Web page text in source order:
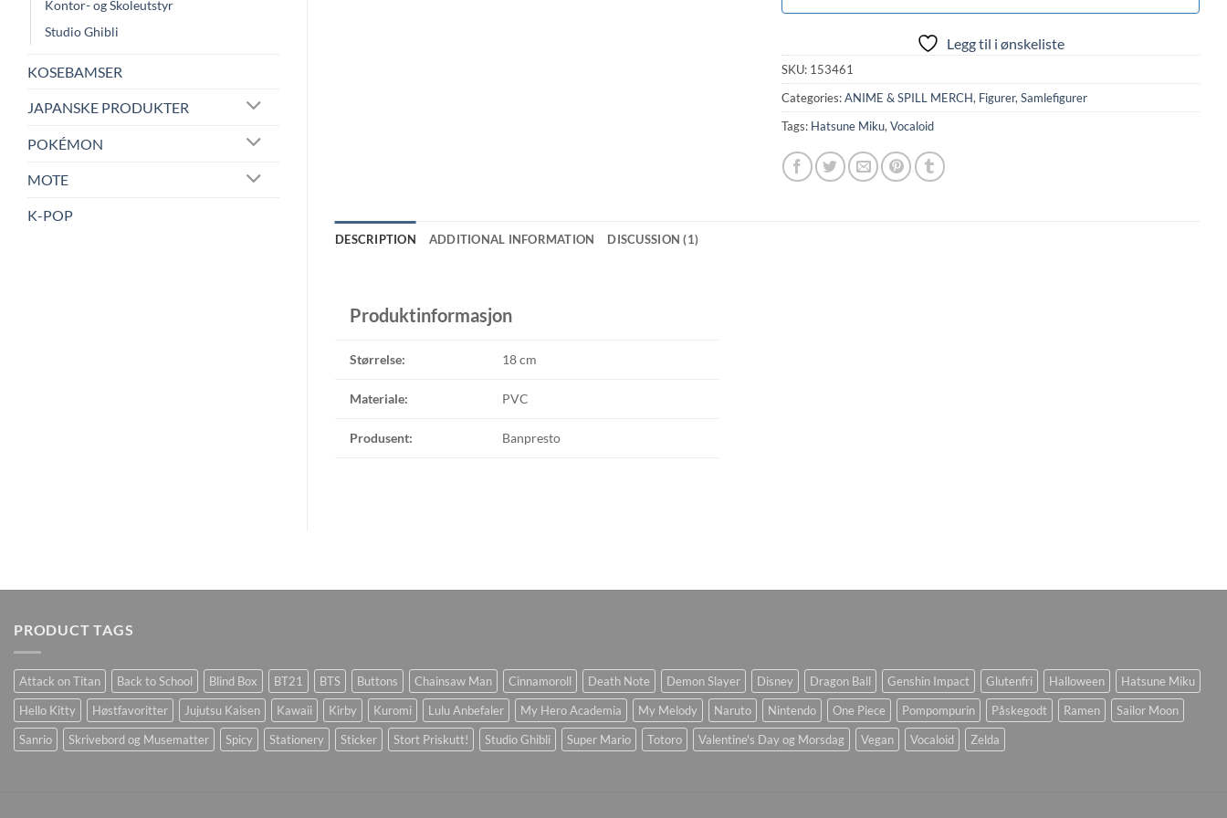
Kontor- og Skoleutstyr
Studio Ghibli
KOSEBAMSER
JAPANSKE PRODUKTER
POKÉMON
MOTE
K-POP
Legg til i ønskeliste
SKU: 153461
Categories:ANIME & SPILL MERCH, Figurer,Samlefigurer
Tags: Hatsune Miku,Vocaloid
DESCRIPTION ADDITIONAL INFORMATION DISCUSSION (1)
Produktinformasjon
Størrelse: 18 cm
Materiale: PVC
Produsent: Banpresto
PRODUCT TAGS
Attack on Titan Back to School Blind Box BT21 BTS Buttons Chainsaw Man Cinnamoroll Death Note Demon Slayer Disney Dragon Ball Genshin Impact Glutenfri Halloween
Hatsune Miku
Hello Kitty
Høstfavoritter Jujutsu Kaisen Kawaii Kirby Kuromi Lulu Anbefaler My Hero Academia My Melody Naruto Nintendo One Piece Pompompurin Påskegodt Ramen
Sailor Moon
Sanrio
Skrivebord og Musematter Spicy Stationery Sticker Stort Priskutt! Studio Ghibli Super Mario Totoro Valentine's Day og Morsdag Vegan Vocaloid Zelda